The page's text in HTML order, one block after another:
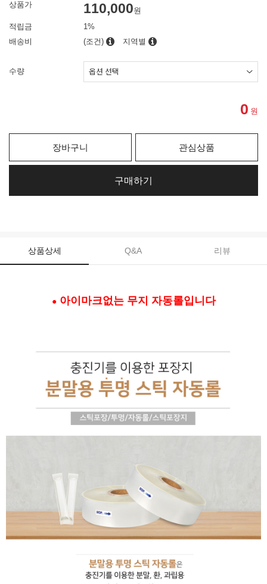
상품가 110,000원
적립금
1%
배송비
(조건) 지역별
수량
0 원
장바구니 관심상품
구매하기
상품상세 Q&A 리뷰
●아이마크없는 무지 자동롤입니다